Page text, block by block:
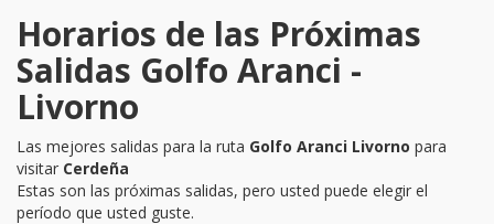
Horarios de las Próximas
Salidas Golfo Aranci -
Livorno
Las mejores salidas para la ruta Golfo Aranci Livorno para
visitar Cerdeña
Estas son las próximas salidas, pero usted puede elegir el
período que usted guste.